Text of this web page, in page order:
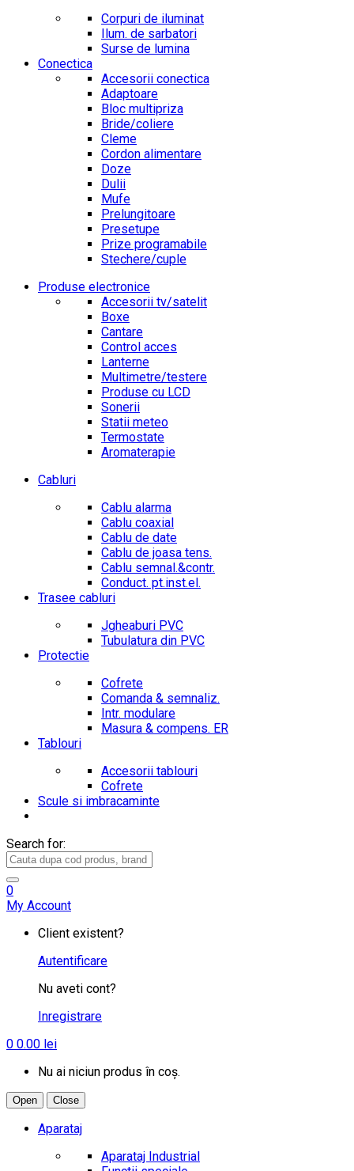
Corpuri de iluminat
Ilum. de sarbatori
Surse de lumina
Conectica
Accesorii conectica
Adaptoare
Bloc multipriza
Bride/coliere
Cleme
Cordon alimentare
Doze
Dulii
Mufe
Prelungitoare
Presetupe
Prize programabile
Stechere/cuple
Produse electronice
Accesorii tv/satelit
Boxe
Cantare
Control acces
Lanterne
Multimetre/testere
Produse cu LCD
Sonerii
Statii meteo
Termostate
Aromaterapie
Cabluri
Cablu alarma
Cablu coaxial
Cablu de date
Cablu de joasa tens.
Cablu semnal.&contr.
Conduct. pt.inst.el.
Trasee cabluri
Jgheaburi PVC
Tubulatura din PVC
Protectie
Cofrete
Comanda & semnaliz.
Intr. modulare
Masura & compens. ER
Tablouri
Accesorii tablouri
Cofrete
Scule si imbracaminte
Search for:
0
My Account
Client existent?
Autentificare
Nu aveti cont?
Inregistrare
0 0.00 lei
Nu ai niciun produs în coș.
Open Close
Aparataj
Aparataj Industrial